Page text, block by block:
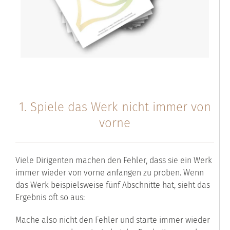
1. Spiele das Werk nicht immer von
vorne
Viele Dirigenten machen den Fehler, dass sie ein Werk
immer wieder von vorne anfangen zu proben. Wenn
das Werk beispielsweise fünf Abschnitte hat, sieht das
Ergebnis oft so aus:
Mache also nicht den Fehler und starte immer wieder